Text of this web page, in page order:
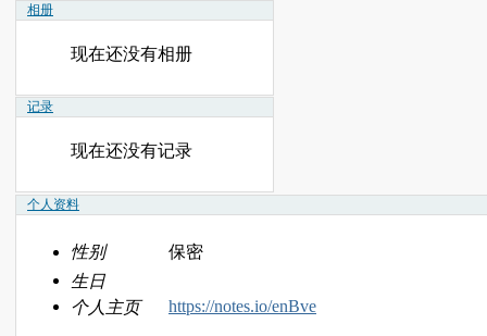
相册
现在还没有相册
记录
现在还没有记录
个人资料
性别
保密
生日
个人主页
https://notes.io/enBve